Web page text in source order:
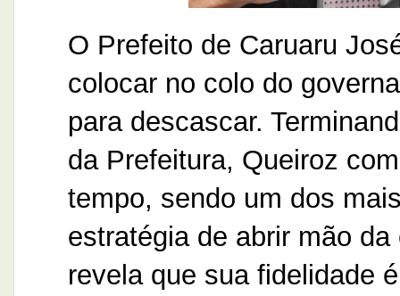
O Prefeito de Caruaru
colocar no colo do
para descascar.
da Prefeitura, Queiroz
tempo, sendo um dos
estratégia de abrir mão
revela que sua fidelidade